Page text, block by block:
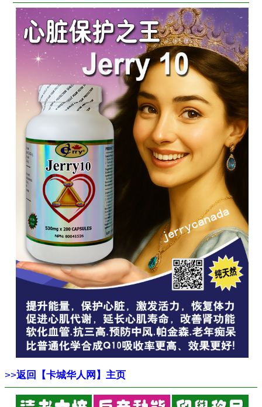
>>返回【卡城华人网】主页